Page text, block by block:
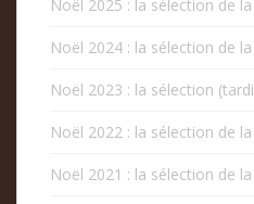
Noël 2025 : la sélection de
Noël 2024 : la sélection de
Noël 2023 : la sélection
Noël 2022 : la sélection de
Noël 2021 : la sélection de